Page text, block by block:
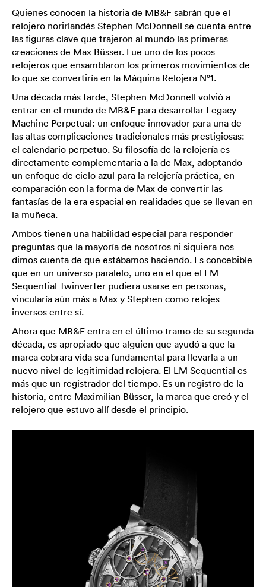
Quienes conocen la historia de MB&F sabrán que el
relojero norirlandés Stephen McDonnell se cuenta entre
las figuras clave que trajeron al mundo las primeras
creaciones de Max Büsser. Fue uno de los pocos
relojeros que ensamblaron los primeros movimientos de
lo que se convertiría en la Máquina Relojera N°1.
Una década más tarde, Stephen McDonnell volvió a
entrar en el mundo de MB&F para desarrollar Legacy
Machine Perpetual: un enfoque innovador para una de
las altas complicaciones tradicionales más prestigiosas:
el calendario perpetuo. Su filosofía de la relojería es
directamente complementaria a la de Max, adoptando
un enfoque de cielo azul para la relojería práctica, en
comparación con la forma de Max de convertir las
fantasías de la era espacial en realidades que se llevan en
la muñeca.
Ambos tienen una habilidad especial para responder
preguntas que la mayoría de nosotros ni siquiera nos
dimos cuenta de que estábamos haciendo. Es concebible
que en un universo paralelo, uno en el que el LM
Sequential Twinverter pudiera usarse en personas,
vincularía aún más a Max y Stephen como relojes
inversos entre sí.
Ahora que MB&F entra en el último tramo de su segunda
década, es apropiado que alguien que ayudó a que la
marca cobrara vida sea fundamental para llevarla a un
nuevo nivel de legitimidad relojera. El LM Sequential es
más que un registrador del tiempo. Es un registro de la
historia, entre Maximilian Büsser, la marca que creó y el
relojero que estuvo allí desde el principio.